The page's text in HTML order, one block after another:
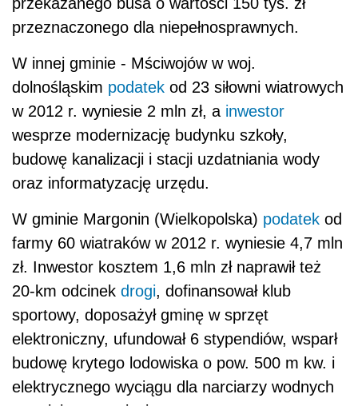
przekazanego busa o wartości 150 tys. zł
przeznaczonego dla niepełnosprawnych.
W innej gminie - Mściwojów w woj.
dolnośląskim podatek od 23 siłowni wiatrowych
w 2012 r. wyniesie 2 mln zł, a inwestor
wesprze modernizację budynku szkoły,
budowę kanalizacji i stacji uzdatniania wody
oraz informatyzację urzędu.
W gminie Margonin (Wielkopolska) podatek od
farmy 60 wiatraków w 2012 r. wyniesie 4,7 mln
zł. Inwestor kosztem 1,6 mln zł naprawił też
20-km odcinek drogi, dofinansował klub
sportowy, doposażył gminę w sprzęt
elektroniczny, ufundował 6 stypendiów, wsparł
budowę krytego lodowiska o pow. 500 m kw. i
elektrycznego wyciągu dla narciarzy wodnych